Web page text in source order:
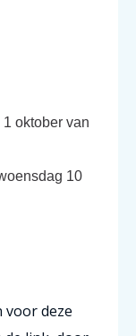
oktober van
10
voor deze